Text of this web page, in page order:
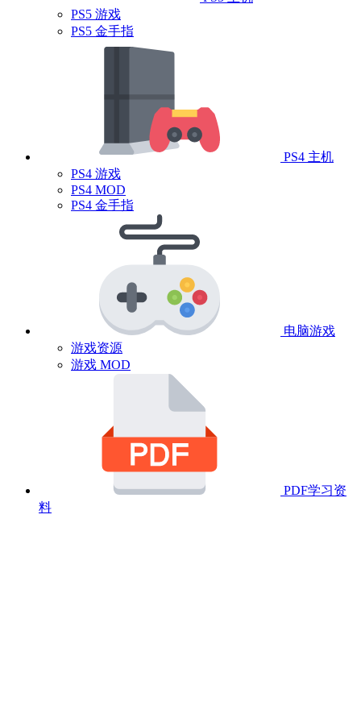
PS5 游戏
PS5 金手指
PS4 主机
PS4 游戏
PS4 MOD
PS4 金手指
电脑游戏
游戏资源
游戏 MOD
PDF学习资
料